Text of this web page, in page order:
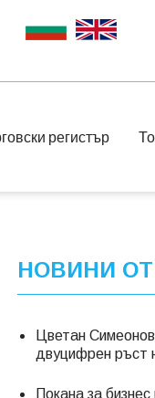
регистър
НОВИНИ
Цветан
двуцифрен ръст
Покана за